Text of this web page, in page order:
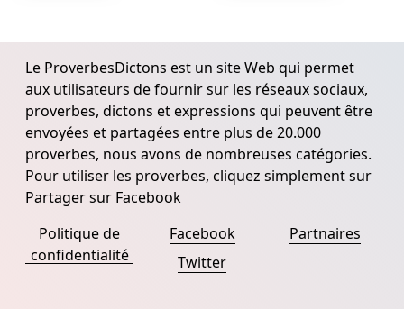
Le ProverbesDictons est un site Web qui permet
aux utilisateurs de fournir sur les réseaux sociaux,
proverbes, dictons et expressions qui peuvent être
envoyées et partagées entre plus de 20.000
proverbes, nous avons de nombreuses catégories.
Pour utiliser les proverbes, cliquez simplement sur
Partager sur Facebook
Politique de
confidentialité
Facebook
Twitter
Partnaires